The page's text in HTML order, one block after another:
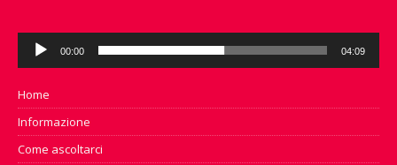
Audio
Player
00:00 04:09
Home
Informazione
Come ascoltarci